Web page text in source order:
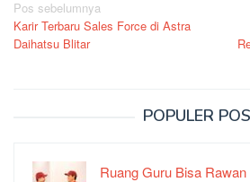
Navigasi
pos
Pos sebelumnya
Karir Terbaru Sales Force di Astra
Daihatsu Blitar
POPULER
Ruang Guru Bisa